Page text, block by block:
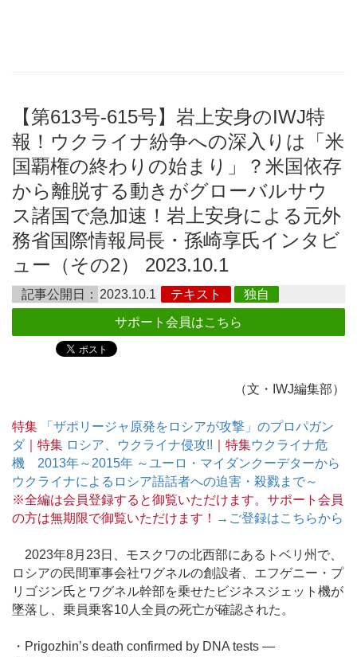
【第613号-615号】岩上安身のIWJ特
報！ウクライナ紛争への深入りは「米
国覇権の終わりの始まり」？米国依存
から離脱する動きがグローバルサウ
ス諸国で急加速！岩上安身による元外
務省国際情報局長・孫崎享氏インタビ
ュー（その2） 2023.10.1
記事公開日： 2023.10.1 テキスト 独自
サポート会員はこちら
（文・IWJ編集部）
特集
「ザポリージャ原発をロシアが攻撃」のプロパガン
ダ｜特集 ロシア、ウクライナ侵攻!! ｜特集ウクライナ危
機 2013年～2015年 ～ユーロ・マイダンクーデターから
ウクライナによるロシア語話者への迫害・殺戮まで～
※全編は会員登録すると御覧いただけます。サポート会員
の方は無期限で御覧いただけます！ →ご登録はこちらから
2023年8月23日、モスクワの北西部にあるトベリ州で、
ロシアの民間軍事会社ワグネルの創設者、エフゲニー・プ
リゴジン氏とワグネル幹部を乗せたビジネスジェット機が
墜落し、乗員乗客10人全員の死亡が確認された。
・Prigozhin’s death confirmed by DNA tests ―